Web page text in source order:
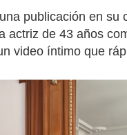
publicación en su
actriz de 43 años
video íntimo que